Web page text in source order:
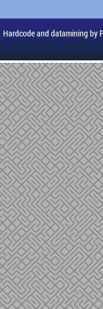
Hardcode and datamining by